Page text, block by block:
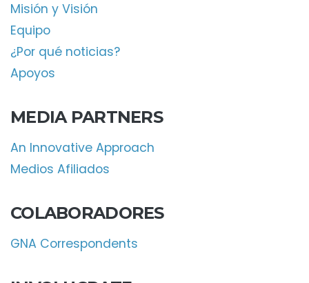
Misión y Visión
Equipo
¿Por qué noticias?
Apoyos
MEDIA PARTNERS
An Innovative Approach
Medios Afiliados
COLABORADORES
GNA Correspondents